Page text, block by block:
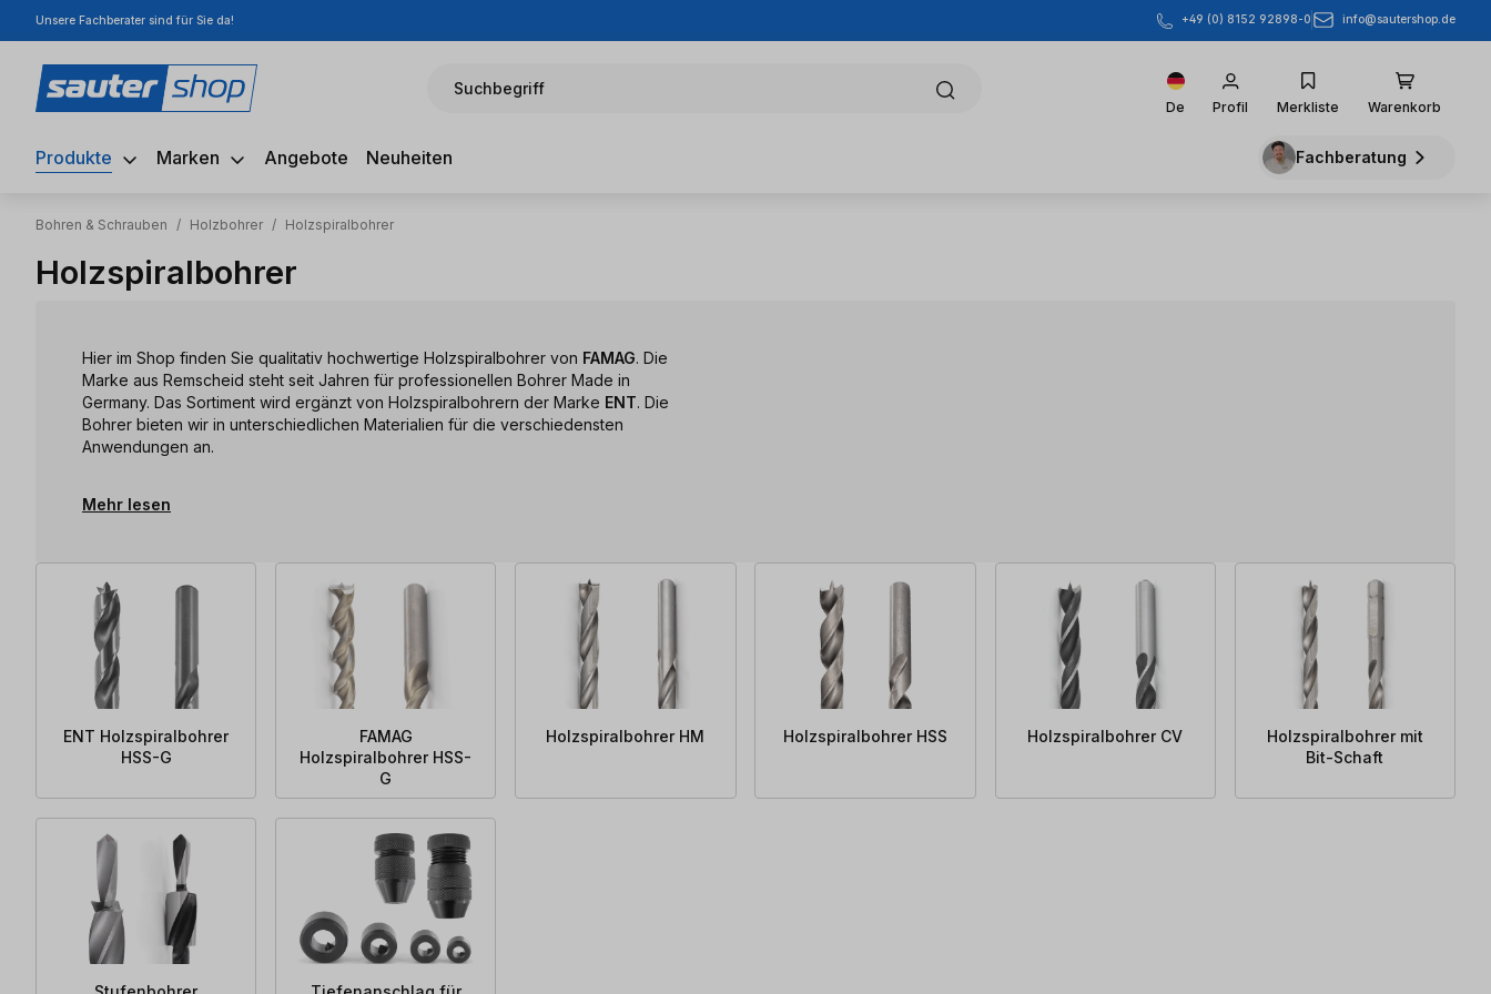
Hauptinhalt springen
Zur Suche springen
Zur Hauptnavigation springen
Unsere Fachberater sind für Sie da! +49 (0) 8152 92898-0 info@sautershop.de
Suchbegriff
De Profil Merkliste Warenkorb
Produkte Marken Angebote Neuheiten Fachberatung
Bohren & Schrauben / Holzbohrer / Holzspiralbohrer
Holzspiralbohrer
Hier im Shop finden Sie qualitativ hochwertige Holzspiralbohrer von FAMAG. Die
Marke aus Remscheid steht seit Jahren für professionellen Bohrer Made in
Germany. Das Sortiment wird ergänzt von Holzspiralbohrern der Marke ENT. Die
Bohrer bieten wir in unterschiedlichen Materialien für die verschiedensten
Anwendungen an.
Mehr lesen
ENT Holzspiralbohrer
HSS-G
FAMAG
Holzspiralbohrer HSS-
G
Holzspiralbohrer HM Holzspiralbohrer HSS Holzspiralbohrer CV
Holzspiralbohrer mit
Bit-Schaft